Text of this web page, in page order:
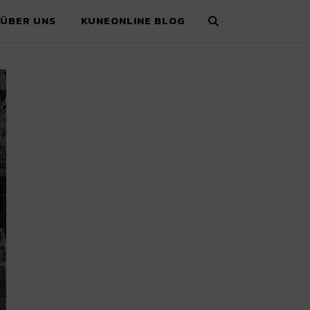
ÜBER UNS KUNEONLINE BLOG